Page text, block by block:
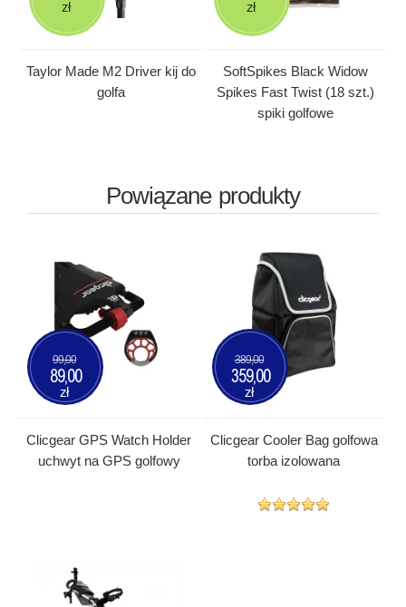
Taylor Made M2 Driver kij do
golfa
zł
SoftSpikes Black Widow
Spikes Fast Twist (18 szt.)
spiki golfowe
zł
Powiązane produkty
Clicgear GPS Watch Holder
uchwyt na GPS golfowy
99,00
89,00
zł
Clicgear Cooler Bag golfowa
torba izolowana
389,00
359,00
zł